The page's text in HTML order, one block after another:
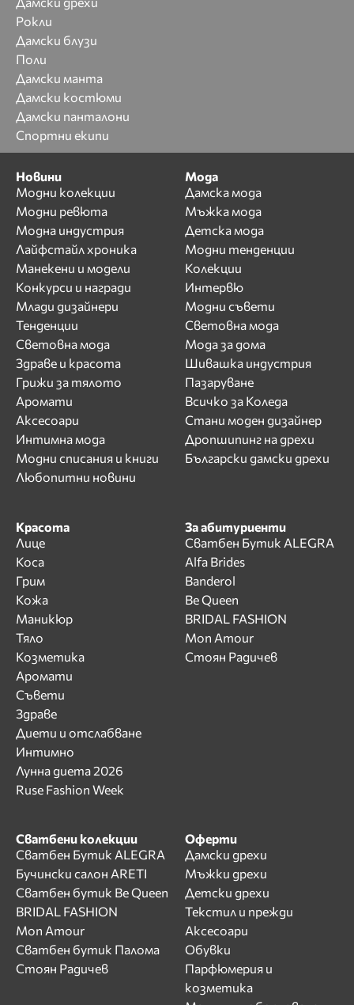
Рокли
Дамски блузи
Поли
Дамски манта
Дамски костюми
Дамски панталони
Спортни екипи
Новини
Модни колекции
Модни ревюта
Модна индустрия
Лайфстайл хроника
Манекени и модели
Конкурси и награди
Млади дизайнери
Тенденции
Световна мода
Здраве и красота
Грижи за тялото
Аромати
Аксесоари
Интимна мода
Модни списания и книги
Любопитни новини
Мода
Дамска мода
Мъжка мода
Детска мода
Модни тенденции
Колекции
Интервю
Модни съвети
Световна мода
Мода за дома
Шивашка индустрия
Пазаруване
Всичко за Коледа
Стани моден дизайнер
Дропшипинг на дрехи
Български дамски дрехи
Красота
Лице
Коса
Грим
Кожа
Маникюр
Тяло
Козметика
Аромати
Съвети
Здраве
Диети и отслабване
Интимно
Лунна диета 2026
Ruse Fashion Week
За абитуриенти
Сватбен Бутик ALEGRA
Alfa Brides
Banderol
Be Queen
BRIDAL FASHION
Mon Amour
Стоян Радичев
Сватбени колекции
Сватбен Бутик ALEGRA
Бучински салон ARETI
Сватбен бутик Be Queen
BRIDAL FASHION
Mon Amour
Сватбен бутик Палома
Стоян Радичев
Оферти
Дамски дрехи
Мъжки дрехи
Детски дрехи
Текстил и прежди
Аксесоари
Обувки
Парфюмерия и
козметика